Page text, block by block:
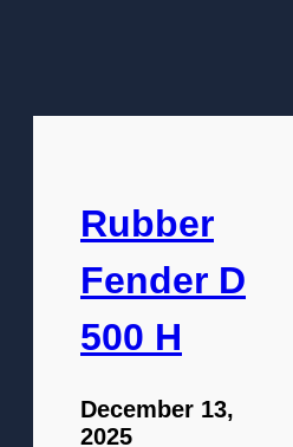
Rubber
Fender D
500 H
December 13,
2025